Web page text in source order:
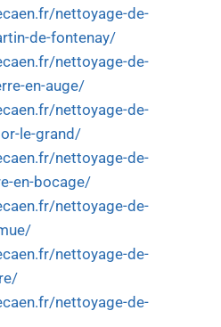
nettoyage-de-
de-fontenay/
nettoyage-de-
en-auge/
nettoyage-de-
le-grand/
nettoyage-de-
en-bocage/
nettoyage-de-
nettoyage-de-
nettoyage-de-